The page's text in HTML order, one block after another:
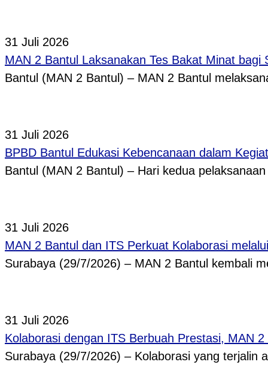
31 Juli 2026
MAN 2 Bantul Laksanakan Tes Bakat Minat bagi
Bantul (MAN 2 Bantul) – MAN 2 Bantul
31 Juli 2026
BPBD Bantul Edukasi Kebencanaan dalam
Bantul (MAN 2 Bantul) – Hari kedua
31 Juli 2026
MAN 2 Bantul dan ITS Perkuat Kolaborasi
Surabaya (29/7/2026) – MAN 2 Bantul kembali
31 Juli 2026
Kolaborasi dengan ITS Berbuah Prestasi, MAN
Surabaya (29/7/2026) – Kolaborasi yang terjalin